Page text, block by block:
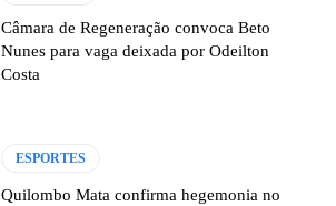
Câmara de Regeneração convoca Beto
Nunes para vaga deixada por Odeilton
Costa
ESPORTES
Quilombo Mata confirma hegemonia no